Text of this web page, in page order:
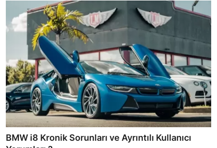
Markalar
İletişim
Trafik & Cezalar
Sigorta & Kasko
Vergi & ÖTV & MTV
Muayene & Ruhsat
Sorgulamalar
BMW i8 Kronik Sorunları ve Ayrıntılı Kullanıcı